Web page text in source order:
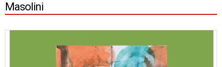
Masolini